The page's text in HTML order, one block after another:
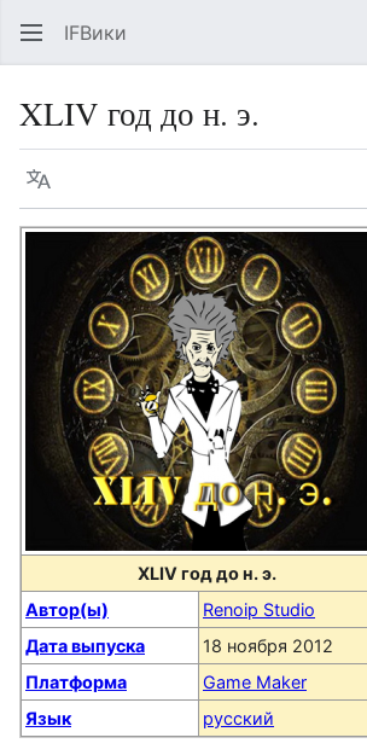
IFВики
XLIV год до н. э.
Язык
XLIV год до н. э.
Автор(ы)
Renoip Studio
Дата выпуска
18 ноября 2012
Платформа
Game Maker
Язык
русский